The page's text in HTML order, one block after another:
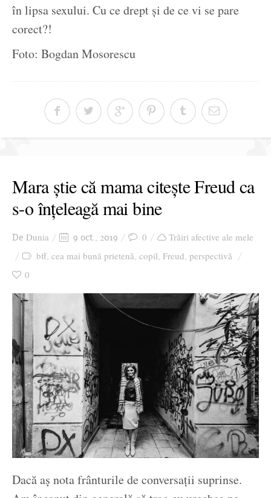
în lipsa sexului. Cu ce drept și de ce vi se pare
corect?!
Foto: Bogdan Mosorescu
Mara știe că mama citește Freud ca
s-o înțeleagă mai bine
De Dunia 9 oct., 2019 0
Trăiri afective ale mele
bff, cea mai bună prietenă copil Freud perspectivă
0
Dacă aș nota frânturile de conversații suprinse.